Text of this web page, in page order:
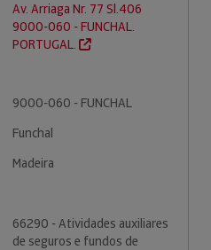
Av. Arriaga Nr. 77 Sl.406
9000-060 - FUNCHAL.
PORTUGAL.
9000-060 - FUNCHAL
Funchal
Madeira
66290 - Atividades auxiliares
de seguros e fundos de